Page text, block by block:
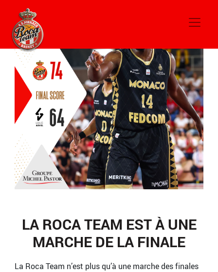
LA ROCA TEAM EST À UNE
MARCHE DE LA FINALE
La Roca Team n’est plus qu’à une marche des finales